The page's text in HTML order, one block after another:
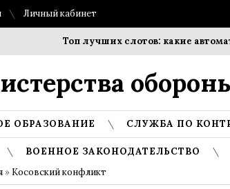
Личный кабинет
Топ лучших слотов: какие
ОБРАЗОВАНИЕ СЛУЖБА ПО
ВОЕННОЕ ЗАКОНОДАТЕЛЬСТВО
» Косовский конфликт